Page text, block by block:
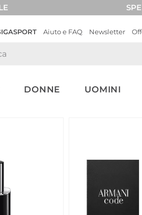
Aiuto e FAQ Newsletter
DONNE UOMINI